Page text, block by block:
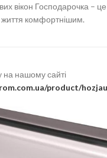
вікон Господарочка – це
життя комфортнішим.
нашому сайті
product/